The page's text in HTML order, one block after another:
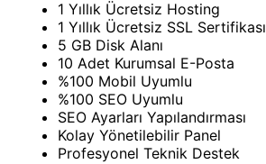
1 Yıllık Ücretsiz Hosting
1 Yıllık Ücretsiz SSL Sertifikası
5 GB Disk Alanı
10 Adet Kurumsal E-Posta
%100 Mobil Uyumlu
%100 SEO Uyumlu
SEO Ayarları Yapılandırması
Kolay Yönetilebilir Panel
Profesyonel Teknik Destek